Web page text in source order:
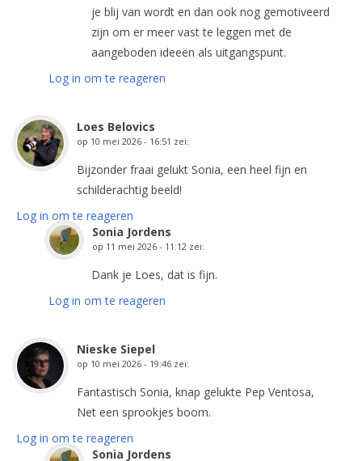
je blij van wordt en dan ook nog gemotiveerd
zijn om er meer vast te leggen met de
aangeboden ideeën als uitgangspunt.
Log in om te reageren
Loes Belovics
op 10 mei 2026 - 16:51 zei:
Bijzonder fraai gelukt Sonia, een heel fijn en
schilderachtig beeld!
Log in om te reageren
Sonia Jordens
op 11 mei 2026 - 11:12 zei:
Dank je Loes, dat is fijn.
Log in om te reageren
Nieske Siepel
op 10 mei 2026 - 19:46 zei:
Fantastisch Sonia, knap gelukte Pep Ventosa,
Net een sprookjes boom.
Log in om te reageren
Sonia Jordens